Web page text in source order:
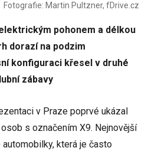
Fotografie: Martin Pultzner, fDrive.cz
pohonem a délkou
dorazí na podzim
konfiguraci křesel v druhé
zábavy
v Praze poprvé ukázal
s označením X9. Nejnovější
která je často